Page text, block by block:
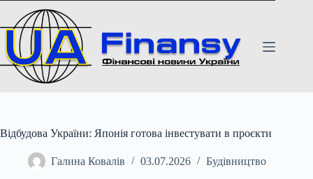
вмісту
Відбудова України: Японія готова інвестувати в проєкти
Галина Ковалів 03.07.2026 Будівництво